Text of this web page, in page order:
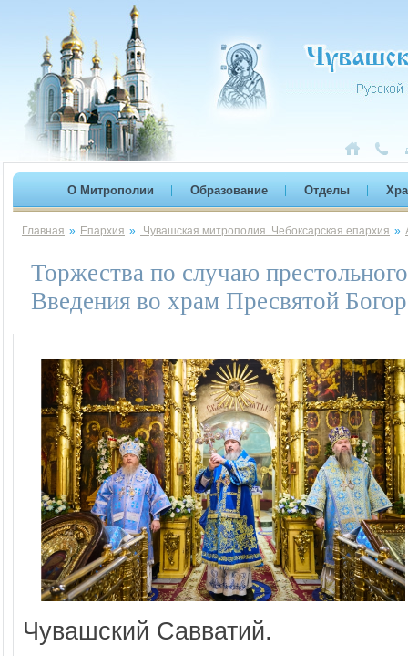
О Митрополии Образование Отделы
Главная » Епархия » Чувашская митрополия. Чебоксарская епархия »
Торжества по случаю
Введения во храм Пресвятой
Чувашский Савватий.